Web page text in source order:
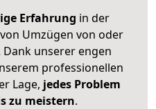
Erfahrung in der
Umzügen von oder
Dank unserer engen
professionellen
Lage, jedes Problem
zu meistern.